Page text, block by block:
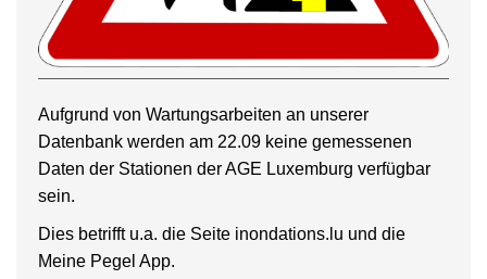
Aufgrund von Wartungsarbeiten an unserer
Datenbank werden am 22.09 keine gemessenen
Daten der Stationen der AGE Luxemburg verfügbar
sein.
Dies betrifft u.a. die Seite inondations.lu und die
Meine Pegel App.